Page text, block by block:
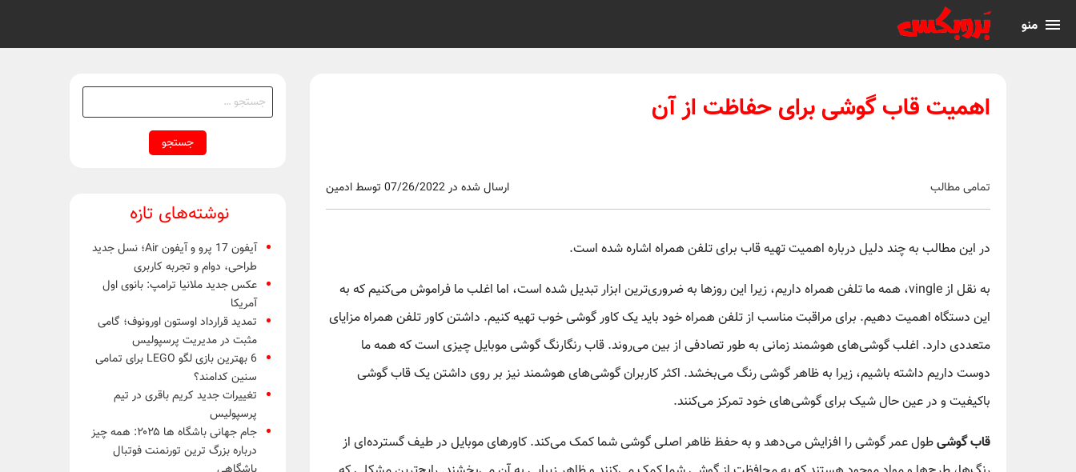
منو
اهمیت قاب گوشی برای حفاظت از آن
ارسال شده در 07/26/2022 توسط ادمین تمامی مطالب
در این مطالب به چند دلیل درباره اهمیت تهیه قاب برای تلفن همراه اشاره شده است.
به نقل از vingle، همه ما تلفن همراه داریم، زیرا این روز‌ها به ضروری‌ترین ابزار تبدیل شده است، اما اغلب ما فراموش می‌کنیم که به
این دستگاه اهمیت دهیم. برای مراقبت مناسب از تلفن همراه خود باید یک کاور گوشی خوب تهیه کنیم. داشتن کاور تلفن همراه مزایای
متعددی دارد. اغلب گوشی‌های هوشمند زمانی به طور تصادفی از بین می‌روند. قاب رنگارنگ گوشی موبایل چیزی است که همه ما
دوست داریم داشته باشیم، زیرا به ظاهر گوشی رنگ می‌بخشد. اکثر کاربران گوشی‌های هوشمند نیز بر روی داشتن یک قاب گوشی
باکیفیت و در عین حال شیک برای گوشی‌های خود تمرکز می‌کنند.
قاب گوشیطول عمر گوشی را افزایش می‌دهد و به حفظ ظاهر اصلی گوشی شما کمک می‌کند. کاور‌های موبایل در طیف گسترده‌ای از
جستجو
برای:
نوشته‌های تازه
آیفون 17 پرو و آیفون Air؛ نسل جدید
طراحی، دوام و تجربه کاربری
عکس جدید ملانیا ترامپ: بانوی اول
آمریکا
تمدید قرارداد اوستون اورونوف؛ گامی
مثبت در مدیریت پرسپولیس
6 بهترین بازی لگو LEGO برای تمامی
سنین کدامند؟
تغییرات جدید کریم باقری در تیم
پرسپولیس
جام جهانی باشگاه ها ۲۰۲۵: همه چیز
درباره بزرگ ترین تورنمنت فوتبال